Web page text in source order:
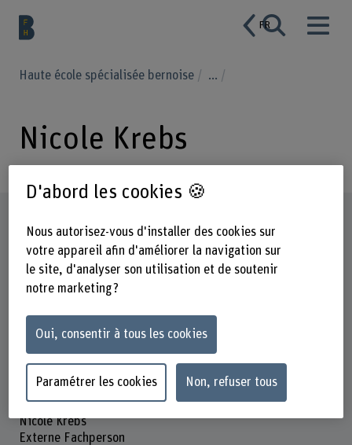
FR
Haute école spécialisée bernoise ...
Nicole Krebs
Nicole Krebs
Externe Fachperson
D'abord les cookies 🍪
Nous autorisez-vous d'installer des cookies sur
votre appareil afin d'améliorer la navigation sur
le site, d'analyser son utilisation et de soutenir
notre marketing ?
Oui, consentir à tous les cookies
Paramétrer les cookies Non, refuser tous